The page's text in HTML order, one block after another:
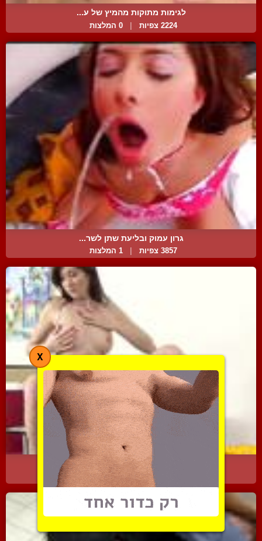
לגימות מתוקות מהמיץ של ע...
2224 צפיות | 0 המלצות
גרון עמוק ובליעת שתן לשר...
3857 צפיות 1 המלצות
ברונטית נאה בסשן סולו מא...
| 0 המלצות
X